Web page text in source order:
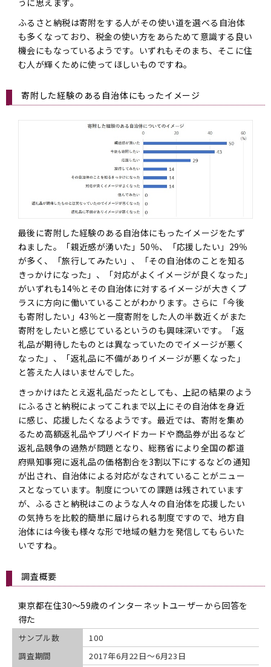
ふるさと納税は寄附をする人がその使い道を選べる自治体
も多くなっており、税金の使い方をあらためて意識する良い
機会にもなっているようです。いずれもそのまち、そこに住
む人が輝くために使ってほしいものですね。
寄附した経験のある自治体にもったイメージ
最後に寄附した経験のある自治体にもったイメージをたず
ねました。「親近感が湧いた」50％、「応援したい」29％
が多く、「旅行してみたい」、「その自治体のことを知る
きっかけになった」、「対応がよくイメージが良くなった」
がいずれも14％とその自治体に対するイメージが大きくプ
ラスに方向に働いていることがわかります。さらに「今後
も寄附したい」43％と一度寄附をした人の半数近くがまた
寄附をしたいと感じているというのも興味深いです。「返
礼品が期待したものとは異なっていたのでイメージが悪く
なった」、「返礼品に不備がありイメージが悪くなった」
と答えた人はいませんでした。
きっかけはたとえ返礼品だったとしても、上記の結果のよう
にふるさと納税によってこれまで以上にその自治体を身近
に感じ、応援したくなるようです。最近では、寄附を集め
るため高額返礼品やプリペイドカードや商品券が出るなど
返礼品競争の過熱が問題となり、総務省により全国の都道
府県知事宛に返礼品の価格割合を3割以下にするなどの通知
が出され、自治体による対応がなされていることがニュー
スとなっています。制度についての課題は残されています
が、ふるさと納税はこのような人々の自治体を応援したい
の気持ちを比較的簡単に届けられる制度ですので、地方自
治体には今後も様々な形で地域の魅力を発信してもらいた
いですね。
調査概要
東京都在住30～59歳のインターネットユーザーから回答を
得た
サンプル数
100
調査期間
2017年6月22日～6月23日